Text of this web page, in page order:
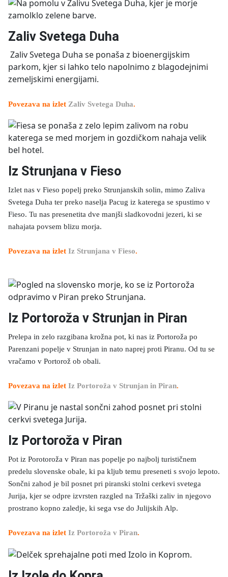
Zaliv Svetega Duha
Zaliv Svetega Duha se ponaša z bioenergijskim
parkom, kjer si lahko telo napolnimo z blagodejnimi
zemeljskimi energijami.
Povezava na izlet Zaliv Svetega Duha.
Iz Strunjana v Fieso
Izlet nas v Fieso popelj preko Strunjanskih solin, mimo Zaliva
Svetega Duha ter preko naselja Pacug iz katerega se spustimo v
Fieso. Tu nas presenetita dve manjši sladkovodni jezeri, ki se
nahajata povsem blizu morja.
Povezava na izlet Iz Strunjana v Fieso.
Iz Portoroža v Strunjan in Piran
Prelepa in zelo razgibana krožna pot, ki nas iz Portoroža po
Parenzani popelje v Strunjan in nato naprej proti Piranu. Od tu se
vračamo v Portorož ob obali.
Povezava na izlet Iz Portoroža v Strunjan in Piran.
Iz Portoroža v Piran
Pot iz Porotoroža v Piran nas popelje po najbolj turističnem
predelu slovenske obale, ki pa kljub temu preseneti s svojo lepoto.
Sončni zahod je bil posnet pri piranski stolni cerkevi svetega
Jurija, kjer se odpre izvrsten razgled na Tržaški zaliv in njegovo
prostrano kopno zaledje, ki sega vse do Julijskih Alp.
Povezava na izlet Iz Portoroža v Piran.